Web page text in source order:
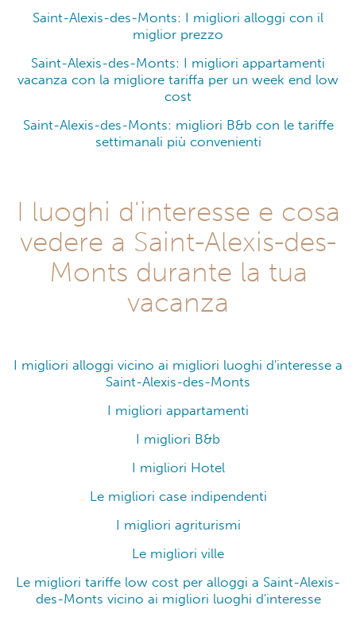
Saint-Alexis-des-Monts: I migliori alloggi con il
miglior prezzo
Saint-Alexis-des-Monts: I migliori appartamenti
vacanza con la migliore tariffa per un week end low
cost
Saint-Alexis-des-Monts: migliori B&b con le tariffe
settimanali più convenienti
I luoghi d'interesse e cosa
vedere a Saint-Alexis-des-
Monts durante la tua
vacanza
I migliori alloggi vicino ai migliori luoghi d'interesse a
Saint-Alexis-des-Monts
I migliori appartamenti
I migliori B&b
I migliori Hotel
Le migliori case indipendenti
I migliori agriturismi
Le migliori ville
Le migliori tariffe low cost per alloggi a Saint-Alexis-
des-Monts vicino ai migliori luoghi d'interesse